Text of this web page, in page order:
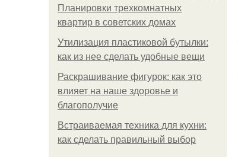
Планировки трехкомнатных
квартир в советских домах
Утилизация пластиковой бутылки:
как из нее сделать удобные вещи
Раскрашивание фигурок: как это
влияет на наше здоровье и
благополучие
Встраиваемая техника для кухни:
как сделать правильный выбор